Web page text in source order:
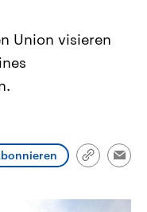
Aktuelle Lage und
Terrororganisation Hamas
Diese wird wie die
Libanon vom Iran
Union visieren
Link